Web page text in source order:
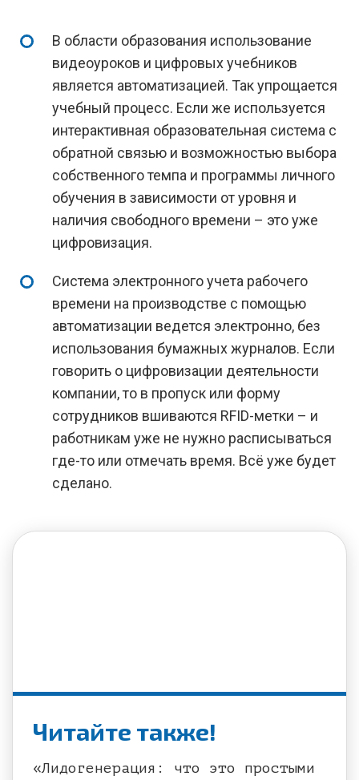
В области образования использование
видеоуроков и цифровых учебников
является автоматизацией. Так упрощается
учебный процесс. Если же используется
интерактивная образовательная система с
обратной связью и возможностью выбора
собственного темпа и программы личного
обучения в зависимости от уровня и
наличия свободного времени – это уже
цифровизация.
Система электронного учета рабочего
времени на производстве с помощью
автоматизации ведется электронно, без
использования бумажных журналов. Если
говорить о цифровизации деятельности
компании, то в пропуск или форму
сотрудников вшиваются RFID-метки – и
работникам уже не нужно расписываться
где-то или отмечать время. Всё уже будет
сделано.
Читайте также!
«Лидогенерация: что это простыми